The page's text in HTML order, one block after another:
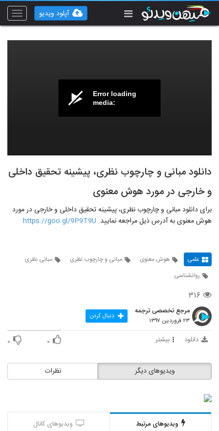
Toggle
آپلود ویدیو
Error loading
media:
دانلود مبانی و چارچوب نظری، پیشینه تحقیق داخلی
و خارجی در مورد هوش معنوی
برای دانلود مبانی و چارچوب نظری، پیشینه تحقیق داخلی و خارجی در مورد
هوش معنوی به آدرس ذیل مراجعه نمایید. https://goo.gl/9P9T9U
علمی هوش معنوی مبانی و چارچوب نظری
مبانی نظری
روانشناسی
۳۱۶
مرجع تخصصی ترجمه
۲۳ فروردین ۱۳۹۷ دنبال کردن
دانلود بیشتر ۰ ۰
نظرات ویدیوهای دیگر
ویدیوهای مرتبط ویدیوهای کانال